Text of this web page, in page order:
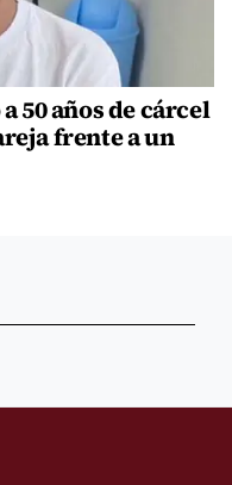
50 años de cárcel
frente a un